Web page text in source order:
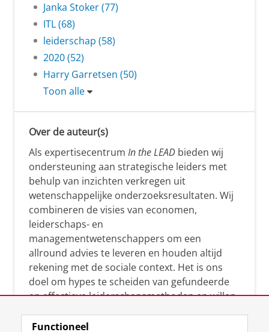
Janka Stoker (77)
ITL (68)
leiderschap (58)
2020 (52)
Harry Garretsen (50)
Toon alle
Over de auteur(s)
Als expertisecentrum In the LEAD bieden wij
ondersteuning aan strategische leiders met
behulp van inzichten verkregen uit
wetenschappelijke onderzoeksresultaten. Wij
combineren de visies van economen,
leiderschaps- en
managementwetenschappers om een
allround advies te leveren en houden altijd
rekening met de sociale context. Het is ons
doel om hypes te scheiden van gefundeerde
en effectieve leiderschapsmethoden en willen
manier te reageren op economische en
Functioneel